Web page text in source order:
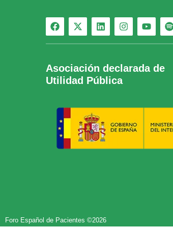
Asociación declarada de
Utilidad Pública
Foro Español de Pacientes ©2026